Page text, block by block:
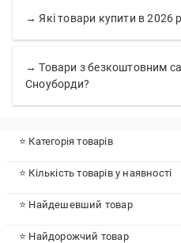
→ Які товари купити в 2026
→ Товари з безкоштовним
Сноуборди?
⭐ Категорія товарів
⭐ Кількість товарів у наявності
⭐ Найдешевший товар
⭐ Найдорожчий товар